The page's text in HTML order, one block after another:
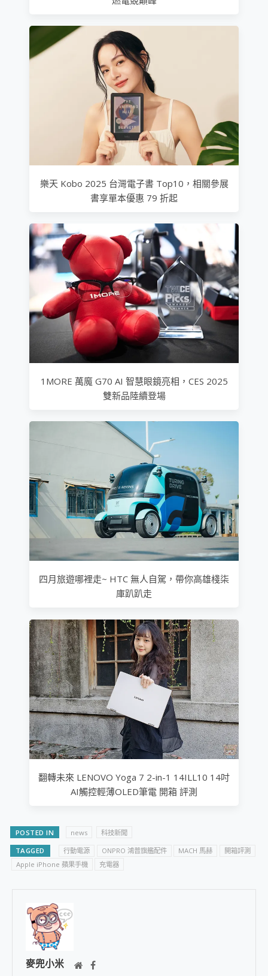
樂天 Kobo 2025 台灣電子書 Top10，相關參展
書享單本優惠 79 折起
1MORE 萬魔 G70 AI 智慧眼鏡亮相，CES 2025
雙新品陸續登場
四月旅遊哪裡走~ HTC 無人自駕，帶你高雄棧柒
庫趴趴走
翻轉未來 LENOVO Yoga 7 2-in-1 14ILL10 14吋
AI觸控輕薄OLED筆電 開箱 評測
POSTED IN news 科技新聞
TAGGED 行動電源 ONPRO 鴻普旗艦配件 MACH 馬赫
​開箱評測
Apple iPhone 蘋果手機
充電器
麥兜小米